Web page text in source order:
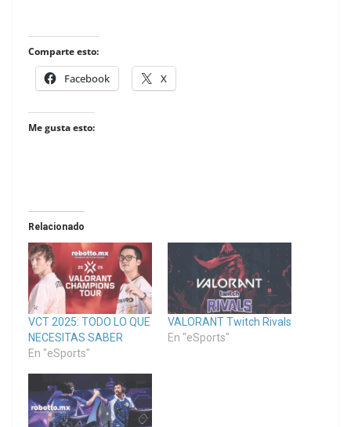
Comparte esto:
Facebook X
Me gusta esto:
Relacionado
VCT 2025: TODO LO QUE
NECESITAS SABER
En "eSports"
VALORANT Twitch Rivals
En "eSports"